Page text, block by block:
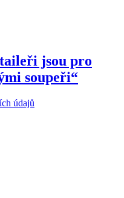
jsou pro
soupeři“
údajů